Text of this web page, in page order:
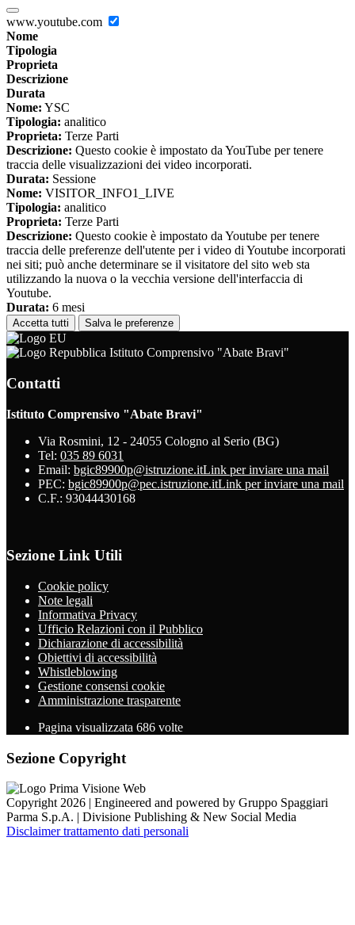
www.youtube.com
Nome
Tipologia
Proprieta
Descrizione
Durata
Nome: YSC
Tipologia: analitico
Proprieta: Terze Parti
Descrizione: Questo cookie è impostato da YouTube per tenere
traccia delle visualizzazioni dei video incorporati.
Durata: Sessione
Nome: VISITOR_INFO1_LIVE
Tipologia: analitico
Proprieta: Terze Parti
Descrizione: Questo cookie è impostato da Youtube per tenere
traccia delle preferenze dell'utente per i video di Youtube incorporati
nei siti; può anche determinare se il visitatore del sito web sta
utilizzando la nuova o la vecchia versione dell'interfaccia di
Youtube.
Durata: 6 mesi
Accetta tutti Salva le preferenze
Istituto Comprensivo "Abate Bravi"
Contatti
Istituto Comprensivo "Abate Bravi"
Via Rosmini, 12 - 24055 Cologno al Serio (BG)
Tel: 035 89 6031
Email: bgic89900p@istruzione.itLink per inviare una mail
PEC: bgic89900p@pec.istruzione.itLink per inviare una mail
C.F.: 93044430168
Sezione Link Utili
Cookie policy
Note legali
Informativa Privacy
Ufficio Relazioni con il Pubblico
Dichiarazione di accessibilità
Obiettivi di accessibilità
Whistleblowing
Gestione consensi cookie
Amministrazione trasparente
Pagina visualizzata 686 volte
Sezione Copyright
Copyright 2026 | Engineered and powered by Gruppo Spaggiari
Parma S.p.A. | Divisione Publishing & New Social Media
Disclaimer trattamento dati personali